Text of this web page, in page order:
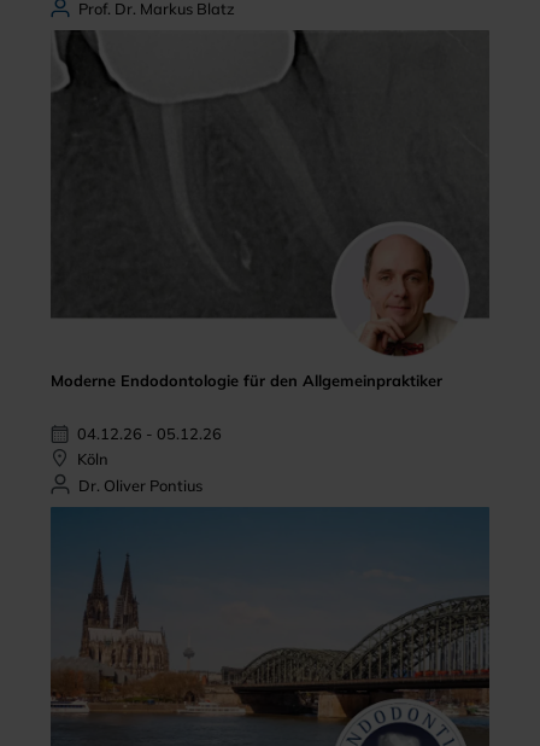
Prof. Dr. Markus Blatz
Moderne Endodontologie für den Allgemeinpraktiker
04.12.26 - 05.12.26
Köln
Dr. Oliver Pontius